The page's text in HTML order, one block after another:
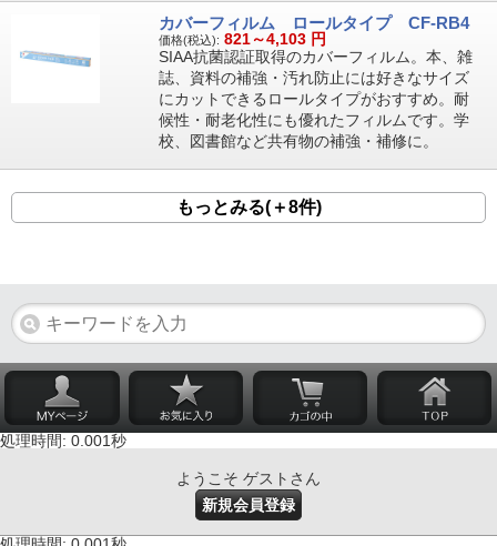
カバーフィルム ロールタイプ CF-RB4
価格(税込): 821～4,103 円
SIAA抗菌認証取得のカバーフィルム。本、雑
誌、資料の補強・汚れ防止には好きなサイズ
にカットできるロールタイプがおすすめ。耐
候性・耐老化性にも優れたフィルムです。学
校、図書館など共有物の補強・補修に。
もっとみる(＋8件)
処理時間: 0.001秒
ようこそ ゲストさん
新規会員登録